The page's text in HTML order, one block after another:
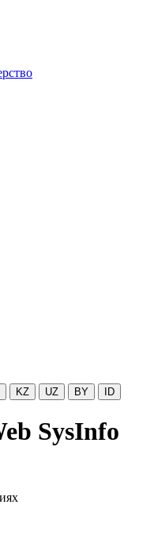
KZ UZ BY ID
SysInfo